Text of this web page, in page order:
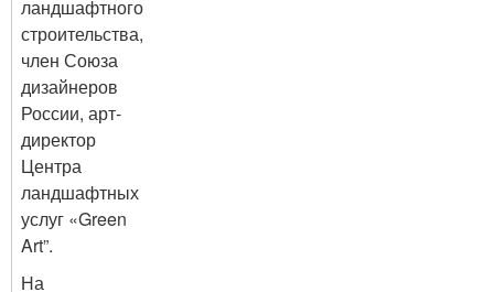
ландшафтного
строительства,
член Союза
дизайнеров
России, арт-
директор
Центра
ландшафтных
услуг «Green
Art”.
На